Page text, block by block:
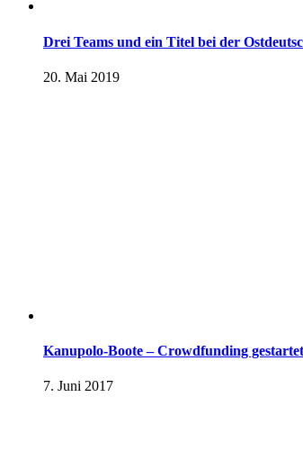
Drei Teams und ein Titel bei der
20. Mai 2019
Kanupolo-Boote – Crowdfunding gestartet
7. Juni 2017